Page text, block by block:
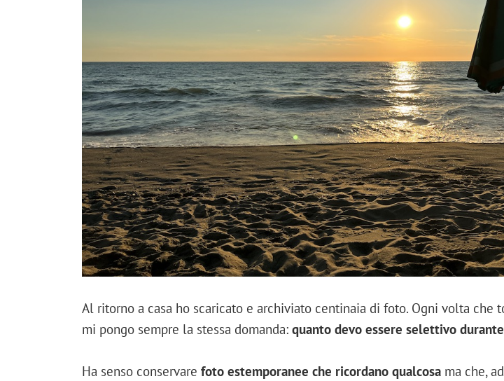
Al ritorno a casa ho scaricato e archiviato centinaia di foto. Ogni volta che
mi pongo sempre la stessa domanda: quanto devo essere selettivo
Ha senso conservare foto estemporanee che ricordano qualcosa ma che,